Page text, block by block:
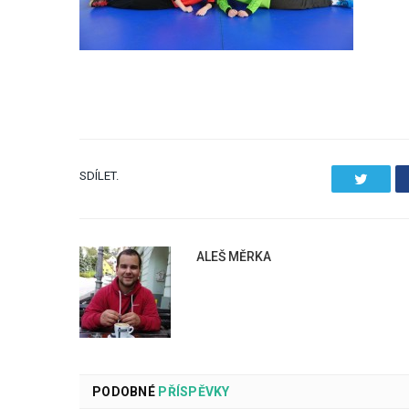
SDÍLET.
ALEŠ MĚRKA
PODOBNÉPŘÍSPĚVKY